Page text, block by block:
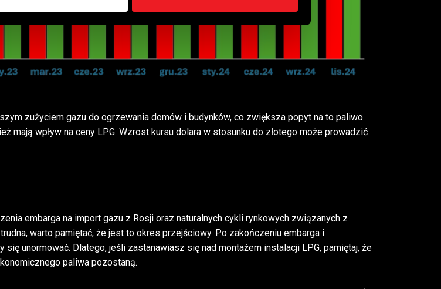
zużyciem gazu do ogrzewania domów i budynków, co zwiększa popyt na to paliwo.
mają wpływ na ceny LPG. Wzrost kursu dolara w stosunku do złotego może prowadzić
embarga na import gazu z Rosji oraz naturalnych cykli rynkowych związanych z
warto pamiętać, że jest to okres przejściowy. Po zakończeniu embarga i
unormować. Dlatego, jeśli zastanawiasz się nad montażem instalacji LPG, pamiętaj, że
paliwa pozostaną.